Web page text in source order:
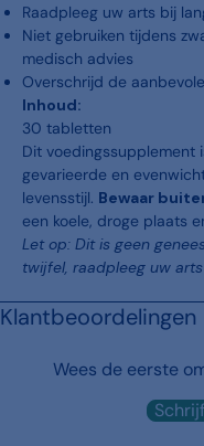
Raadpleeg uw arts bij
Niet gebruiken tijdens
medisch advies
Overschrijd de
Inhoud:
30 tabletten
Dit voedingssupplement
gevarieerde en
levensstijl. Bewaar
een koele, droge plaats
Let op: Dit is geen
twijfel, raadpleeg uw
Klantbeoordelingen
Wees de eerste